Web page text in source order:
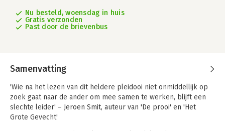
Nu besteld, woensdag in huis
Gratis verzonden
Past door de brievenbus
Samenvatting
'Wie na het lezen van dit heldere pleidooi niet onmiddellijk op
zoek gaat naar de ander om mee samen te werken, blijft een
slechte leider' – Jeroen Smit, auteur van 'De prooi' en 'Het
Grote Gevecht'